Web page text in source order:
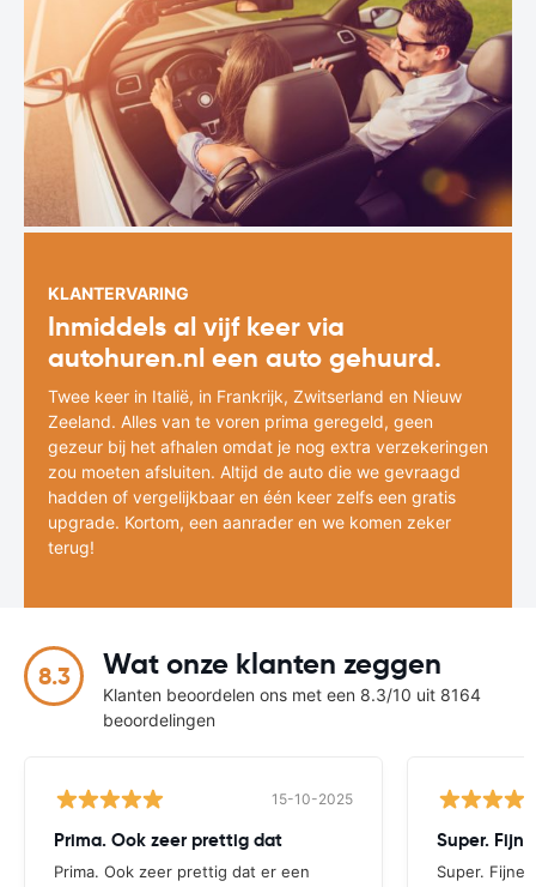
KLANTERVARING
Inmiddels al vijf keer via
autohuren.nl een auto gehuurd.
Twee keer in Italië, in Frankrijk, Zwitserland en Nieuw
Zeeland. Alles van te voren prima geregeld, geen
gezeur bij het afhalen omdat je nog extra verzekeringen
zou moeten afsluiten. Altijd de auto die we gevraagd
hadden of vergelijkbaar en één keer zelfs een gratis
upgrade. Kortom, een aanrader en we komen zeker
terug!
8.3 Wat onze klanten zeggen
Klanten beoordelen ons met een 8.3/10 uit 8164
beoordelingen
15-10-2025
Prima. Ook zeer prettig dat
Prima. Ook zeer prettig dat er een
Super. Fijne